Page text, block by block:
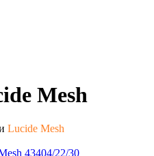
Mesh
Lucide Mesh
43404/22/30